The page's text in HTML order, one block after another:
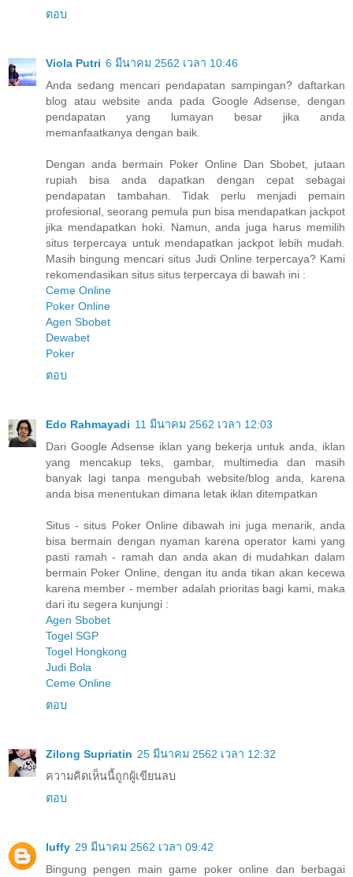
ตอบ
Viola Putri 6 มีนาคม 2562 เวลา 10:46
Anda sedang mencari pendapatan sampingan? daftarkan
blog atau website anda pada Google Adsense, dengan
pendapatan yang lumayan besar jika anda
memanfaatkanya dengan baik.
Dengan anda bermain Poker Online Dan Sbobet, jutaan
rupiah bisa anda dapatkan dengan cepat sebagai
pendapatan tambahan. Tidak perlu menjadi pemain
profesional, seorang pemula pun bisa mendapatkan jackpot
jika mendapatkan hoki. Namun, anda juga harus memilih
situs terpercaya untuk mendapatkan jackpot lebih mudah.
Masih bingung mencari situs Judi Online terpercaya? Kami
rekomendasikan situs situs terpercaya di bawah ini :
Ceme Online
Poker Online
Agen Sbobet
Dewabet
Poker
ตอบ
Edo Rahmayadi 11 มีนาคม 2562 เวลา 12:03
Dari Google Adsense iklan yang bekerja untuk anda, iklan
yang mencakup teks, gambar, multimedia dan masih
banyak lagi tanpa mengubah website/blog anda, karena
anda bisa menentukan dimana letak iklan ditempatkan
Situs - situs Poker Online dibawah ini juga menarik, anda
bisa bermain dengan nyaman karena operator kami yang
pasti ramah - ramah dan anda akan di mudahkan dalam
bermain Poker Online, dengan itu anda tikan akan kecewa
karena member - member adalah prioritas bagi kami, maka
dari itu segera kunjungi :
Agen Sbobet
Togel SGP
Togel Hongkong
Judi Bola
Ceme Online
ตอบ
Zilong Supriatin 25 มีนาคม 2562 เวลา 12:32
ความคิดเห็นนี้ถูกผู้เขียนลบ
ตอบ
luffy 29 มีนาคม 2562 เวลา 09:42
Bingung pengen main game poker online dan berbagai